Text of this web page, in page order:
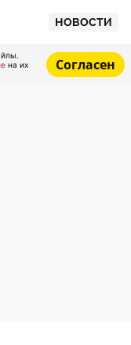
НОВОСТИ
на их
Согласен